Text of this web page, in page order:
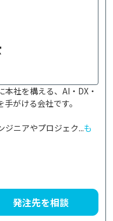
社を構える、AI・DX・
がける会社です。
ジニアやプロジェク...も
発注先を相談